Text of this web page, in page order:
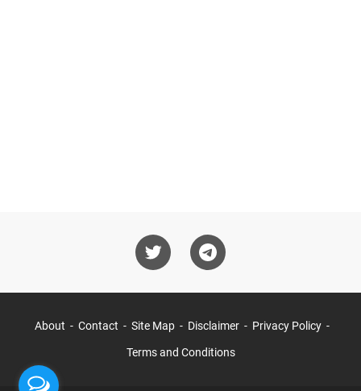
About Contact Site Map Disclaimer Privacy Policy
Terms and Conditions